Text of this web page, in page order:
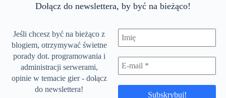
Dołącz do newslettera, by być na bieżąco!
Jeśli chcesz być na bieżąco z
blogiem, otrzymywać świetne
porady dot. programowania i
administracji serwerami,
opinie w temacie gier - dołącz
do newslettera!